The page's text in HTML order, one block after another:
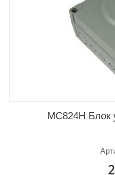
MC824H Блок